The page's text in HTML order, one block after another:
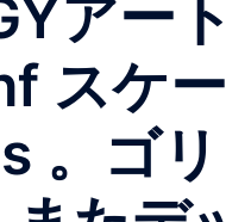
アー
スケ
。ゴ